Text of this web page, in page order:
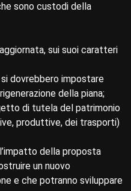
sono custodi della
sui suoi caratteri
dovrebbero impostare
della piana;
di tutela del patrimonio
produttive, dei trasporti)
della proposta
un nuovo
e che potranno sviluppare